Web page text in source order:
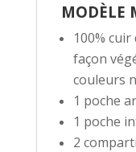
MODÈLE
100%
façon
couleurs
1 poche
1 poche
2